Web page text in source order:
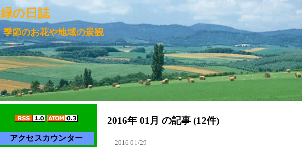
緑の日誌
季節のお花や地域の景観
アクセスカウンター
2016年 01月 の記事 (12件)
2016 01/29